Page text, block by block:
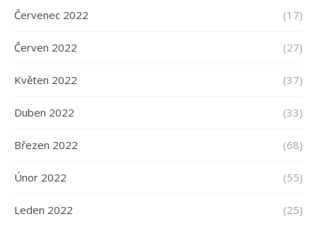
Červenec 2022 (17)
Červen 2022 (27)
Květen 2022 (37)
Duben 2022 (33)
Březen 2022 (68)
Únor 2022 (55)
Leden 2022 (25)